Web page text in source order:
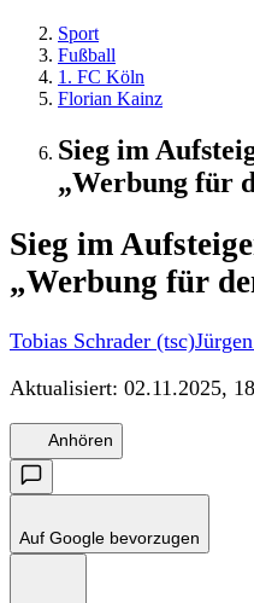
Sport
Fußball
1. FC Köln
Florian Kainz
Sieg im
„Werbung für
Sieg im
„Werbung für
Tobias Schrader (tsc)
Aktualisiert: 02.11.2025,
Anhören
Auf Google bevorzugen